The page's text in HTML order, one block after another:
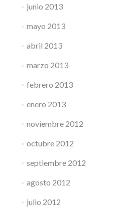
junio 2013
mayo 2013
abril 2013
marzo 2013
febrero 2013
enero 2013
noviembre 2012
octubre 2012
septiembre 2012
agosto 2012
julio 2012